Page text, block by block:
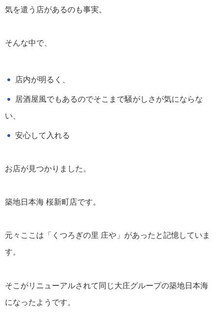
気を遣う店があるのも事実。
そんな中で、
店内が明るく、
居酒屋風でもあるのでそこまで騒がしさが気にならな
い、
安心して入れる
お店が見つかりました。
築地日本海 桜新町店です。
元々ここは「くつろぎの里 庄や」があったと記憶していま
す。
そこがリニューアルされて同じ大庄グループの築地日本海
になったようです。